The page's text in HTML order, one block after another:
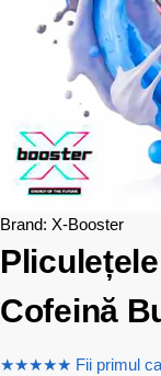
Brand: X-Booster
Cofeină
★★★★★ Fii primul